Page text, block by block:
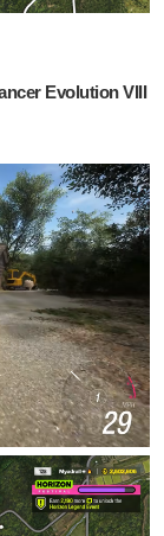
Evolution VIII